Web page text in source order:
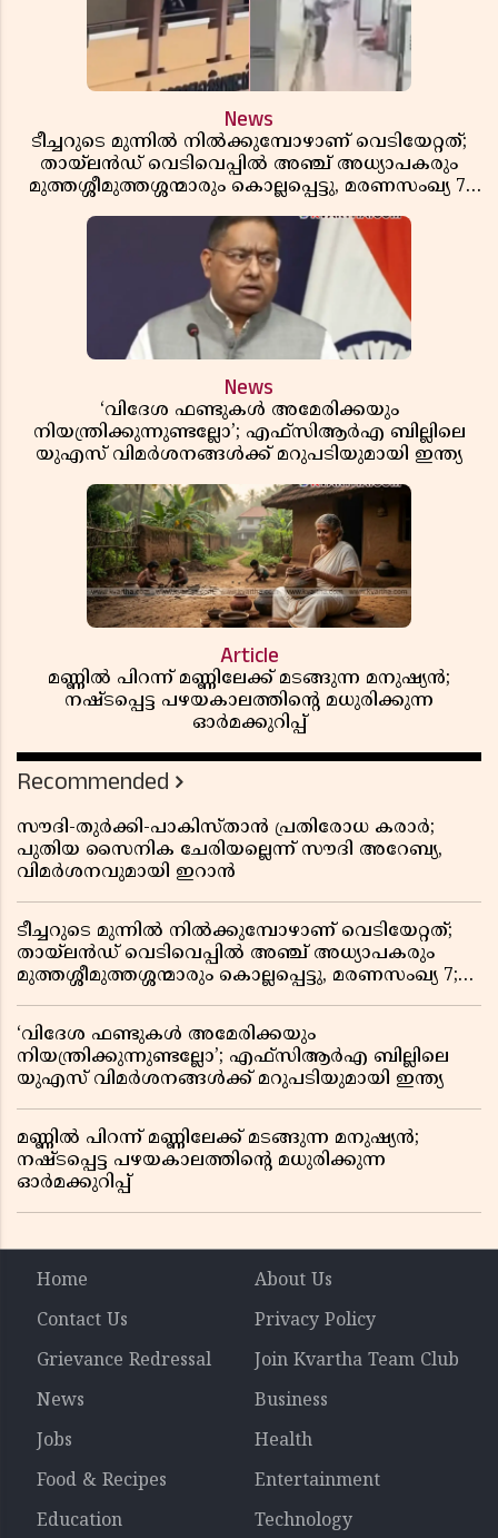
News
ടീച്ചറുടെ മുന്നിൽ നിൽക്കുമ്പോഴാണ് വെടിയേറ്റത്;
തായ്‌ലൻഡ് വെടിവെപ്പിൽ അഞ്ച് അധ്യാപകരും
മുത്തശ്ശീമുത്തശ്ശന്മാരും കൊല്ലപ്പെട്ടു, മരണസംഖ്യ 7;
News
‘വിദേശ ഫണ്ടുകൾ അമേരിക്കയും
നിയന്ത്രിക്കുന്നുണ്ടല്ലോ’; എഫ്സിആർഎ ബില്ലിലെ
യുഎസ് വിമർശനങ്ങൾക്ക് മറുപടിയുമായി ഇന്ത്യ
Article
മണ്ണിൽ പിറന്ന് മണ്ണിലേക്ക് മടങ്ങുന്ന മനുഷ്യൻ;
നഷ്ടപ്പെട്ട പഴയകാലത്തിൻ്റെ മധുരിക്കുന്ന
ഓർമക്കുറിപ്പ്
Recommended
സൗദി-തുർക്കി-പാകിസ്താൻ പ്രതിരോധ കരാർ;
പുതിയ സൈനിക ചേരിയല്ലെന്ന് സൗദി അറേബ്യ,
വിമർശനവുമായി ഇറാൻ
ടീച്ചറുടെ മുന്നിൽ നിൽക്കുമ്പോഴാണ് വെടിയേറ്റത്;
തായ്‌ലൻഡ് വെടിവെപ്പിൽ അഞ്ച് അധ്യാപകരും
മുത്തശ്ശീമുത്തശ്ശന്മാരും കൊല്ലപ്പെട്ടു, മരണസംഖ്യ 7;
‘വിദേശ ഫണ്ടുകൾ അമേരിക്കയും
നിയന്ത്രിക്കുന്നുണ്ടല്ലോ’; എഫ്സിആർഎ ബില്ലിലെ
യുഎസ് വിമർശനങ്ങൾക്ക് മറുപടിയുമായി ഇന്ത്യ
മണ്ണിൽ പിറന്ന് മണ്ണിലേക്ക് മടങ്ങുന്ന മനുഷ്യൻ;
നഷ്ടപ്പെട്ട പഴയകാലത്തിൻ്റെ മധുരിക്കുന്ന
ഓർമക്കുറിപ്പ്
Home
About Us
Contact Us
Privacy Policy
Grievance Redressal
Join Kvartha Team Club
News
Business
Jobs
Health
Food & Recipes
Entertainment
Education
Technology